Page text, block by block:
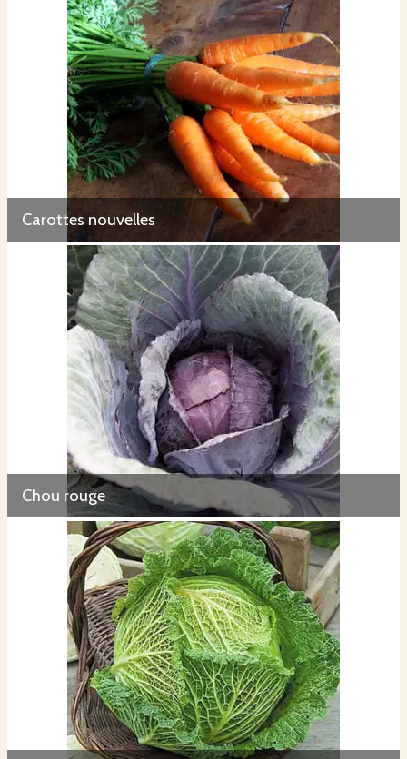
Carottes nouvelles
Chou rouge